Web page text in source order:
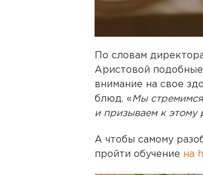
По словам
Аристовой
внимание на свое
блюд. «Мы
и призываем к этому
А чтобы самому
пройти обучение на